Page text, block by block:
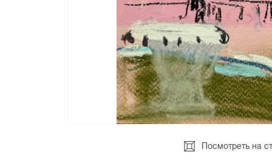
Посмотреть на